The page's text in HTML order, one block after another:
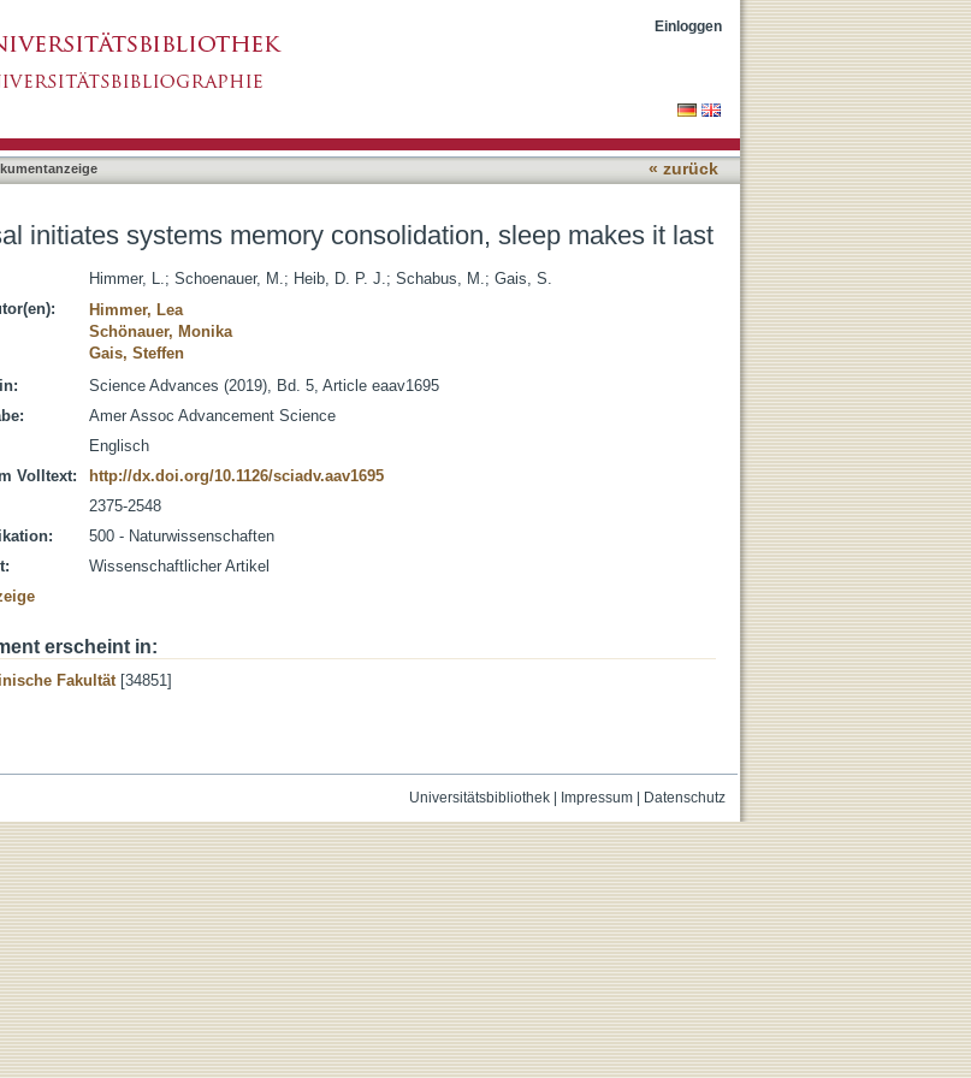
Einloggen
« zurück
initiates systems memory consolidation, sleep makes it last
Himmer, L.; Schoenauer, M.; Heib, D. P. J.; Schabus, M.; Gais, S.
Himmer, Lea
Schönauer, Monika
Gais, Steffen
Science Advances (2019), Bd. 5, Article eaav1695
Amer Assoc Advancement Science
Englisch
Volltext:
http://dx.doi.org/10.1126/sciadv.aav1695
2375-2548
500 - Naturwissenschaften
Wissenschaftlicher Artikel
erscheint in:
Fakultät[34851]
Universitätsbibliothek| Impressum| Datenschutz